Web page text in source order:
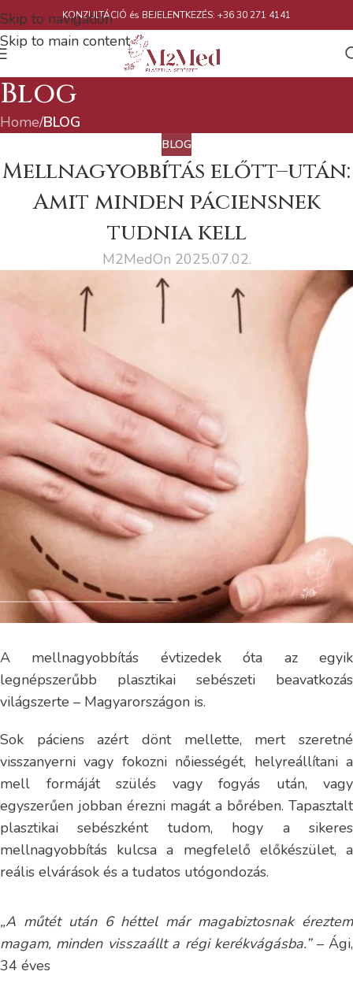
Skip to navigation
Skip to main content
KONZULTÁCIÓ és BEJELENTKEZÉS: +36 30 271 4141
Blog
Home/BLOG
BLOG
Mellnagyobbítás előtt–után:
Amit minden páciensnek
tudnia kell
M2MedOn 2025.07.02.
A mellnagyobbítás évtizedek óta az egyik
legnépszerűbb plasztikai sebészeti beavatkozás
világszerte – Magyarországon is.
Sok páciens azért dönt mellette, mert szeretné
visszanyerni vagy fokozni nőiességét, helyreállítani a
mell formáját szülés vagy fogyás után, vagy
egyszerűen jobban érezni magát a bőrében. Tapasztalt
plasztikai sebészként tudom, hogy a sikeres
mellnagyobbítás kulcsa a megfelelő előkészület, a
reális elvárások és a tudatos utógondozás.
„A műtét után 6 héttel már magabiztosnak éreztem
magam, minden visszaállt a régi kerékvágásba.”– Ági,
34 éves